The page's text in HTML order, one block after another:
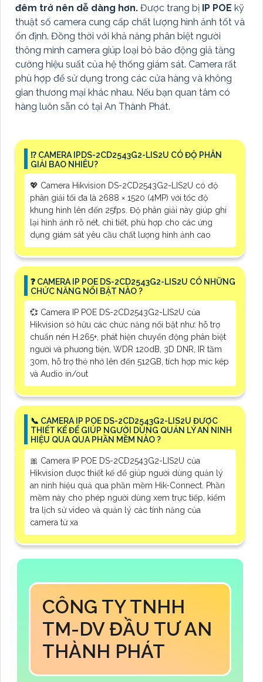
đêm trở nên dễ dàng hơn. Được trang bị IP POE kỹ
thuật số camera cung cấp chất lượng hình ảnh tốt và
ổn định. Đồng thời với khả năng phân biệt người
thông minh camera giúp loại bỏ báo động giả tăng
cường hiệu suất của hệ thống giám sát. Camera rất
phù hợp để sử dụng trong các cửa hàng và không
gian thương mại khác nhau. Nếu bạn quan tâm có
hàng luôn sẵn có tại An Thành Phát.
⁉️ CAMERA IPDS-2CD2543G2-LIS2U CÓ ĐỘ PHÂN
GIẢI BAO NHIÊU?
💖 Camera Hikvision DS-2CD2543G2-LIS2U có độ
phân giải tối đa là 2688 × 1520 (4MP) với tốc độ
khung hình lên đến 25fps. Độ phân giải này giúp ghi
lại hình ảnh rõ nét, chi tiết, phù hợp cho các ứng
dụng giám sát yêu cầu chất lượng hình ảnh cao
️❓ CAMERA IP POE DS-2CD2543G2-LIS2U CÓ NHỮNG
CHỨC NĂNG NỔI BẬT NÀO ?
💞 Camera IP POE DS-2CD2543G2-LIS2U của
Hikvision sở hữu các chức năng nổi bật như: hỗ trợ
chuẩn nén H.265+, phát hiện chuyển động phân biệt
người và phương tiện, WDR 120dB, 3D DNR, IR tầm
30m, hỗ trợ thẻ nhớ lên đến 512GB, tích hợp mic kép
và Audio in/out
📞 CAMERA IP POE DS-2CD2543G2-LIS2U ĐƯỢC
THIẾT KẾ ĐỂ GIÚP NGƯỜI DÙNG QUẢN LÝ AN NINH
HIỆU QUA QUA PHẦN MỀM NÀO ?
🎀 Camera IP POE DS-2CD2543G2-LIS2U của
Hikvision được thiết kế để giúp người dùng quản lý
an ninh hiệu quả qua phần mềm Hik-Connect. Phần
mềm này cho phép người dùng xem trực tiếp, kiểm
tra lịch sử video và quản lý các tính năng của
camera từ xa
CÔNG TY TNHH
TM-DV ĐẦU TƯ AN
THÀNH PHÁT